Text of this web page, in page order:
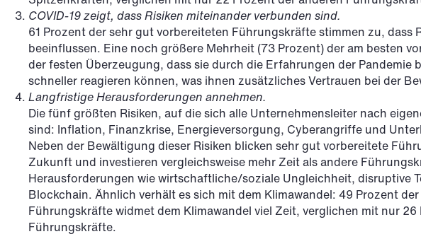
COVID-19 zeigt, dass Risiken miteinander verbunden sind.
61 Prozent der sehr gut vorbereiteten Führungskräfte stimmen zu, dass
beeinflussen. Eine noch größere Mehrheit (73 Prozent) der am besten
der festen Überzeugung, dass sie durch die Erfahrungen der Pandemie
schneller reagieren können, was ihnen zusätzliches Vertrauen bei der
Langfristige Herausforderungen annehmen.
Die fünf größten Risiken, auf die sich alle Unternehmensleiter nach
sind: Inflation, Finanzkrise, Energieversorgung, Cyberangriffe und
Neben der Bewältigung dieser Risiken blicken sehr gut vorbereitete
Zukunft und investieren vergleichsweise mehr Zeit als andere
Herausforderungen wie wirtschaftliche/soziale Ungleichheit, disruptive
Blockchain. Ähnlich verhält es sich mit dem Klimawandel: 49 Prozent
Führungskräfte widmet dem Klimawandel viel Zeit, verglichen mit nur
Führungskräfte.